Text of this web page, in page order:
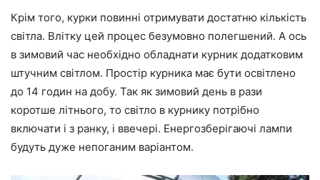
Крім того, курки повинні отримувати достатню кількість
світла. Влітку цей процес безумовно полегшений. А ось
в зимовий час необхідно обладнати курник додатковим
штучним світлом. Простір курника має бути освітлено
до 14 годин на добу. Так як зимовий день в рази
коротше літнього, то світло в курнику потрібно
включати і з ранку, і ввечері. Енергозберігаючі лампи
будуть дуже непоганим варіантом.